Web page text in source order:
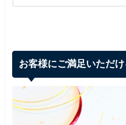
お客様にご満足いただ